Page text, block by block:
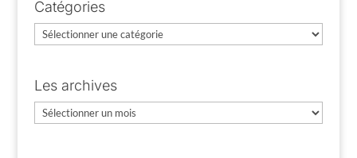
Catégories
Catégories
Les archives
Les